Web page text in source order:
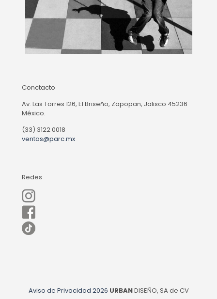
Conctacto
Av. Las Torres 126, El Briseño, Zapopan, Jalisco 45236
México.
(33) 3122 0018
ventas@parc.mx
Redes
Aviso de Privacidad 2026 URBANDISEÑO, SA de CV